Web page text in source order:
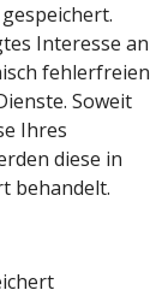
Interesse an
fehlerfreien
Soweit
Ihres
diese in
behandelt.